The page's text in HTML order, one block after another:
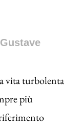
vita turbolenta
più